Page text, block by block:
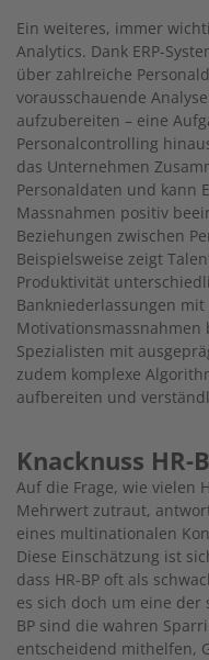
Ein weiteres, immer
Analytics. Dank ERP-
über zahlreiche
vorausschauende
aufzubereiten – eine
Personalcontrolling
das Unternehmen
Personaldaten und kann
Massnahmen positiv
Beziehungen zwischen
Beispielsweise zeigt
Produktivität
Bankniederlassungen
Motivationsmassnahmen
Spezialisten mit
zudem komplexe
aufbereiten und
Knacknuss
Auf die Frage, wie vielen
Mehrwert zutraut,
eines multinationalen
Diese Einschätzung ist
dass HR-BP oft als
es sich doch um eine der
BP sind die wahren
entscheidend mithelfen,